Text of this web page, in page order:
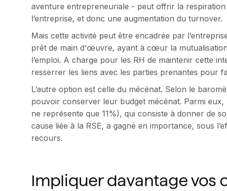
aventure entrepreneuriale - peut offrir la
l’entreprise, et donc une augmentation du turnover.
Mais cette activité peut être encadrée par
prêt de main d'œuvre, ayant à cœur la
l’emploi. A charge pour les RH de maintenir cette
resserrer les liens avec les parties prenantes pour
L’autre option est celle du mécénat. Selon le
pouvoir conserver leur budget mécénat. Parmi
ne représente que 11%), qui consiste à donner de
cause liée à la RSE, a gagné en importance, sous
recours.
Impliquer davantage vos